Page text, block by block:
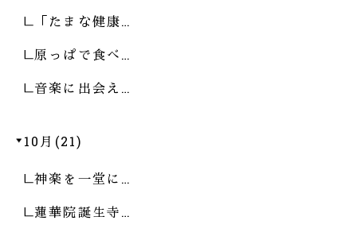
「たまな健康…
原っぱで食べ…
音楽に出会え…
10月(21)
神楽を一堂に…
蓮華院誕生寺…